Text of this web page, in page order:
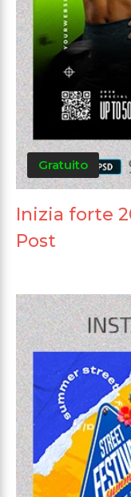
Gratuito
Inizia forte
Post